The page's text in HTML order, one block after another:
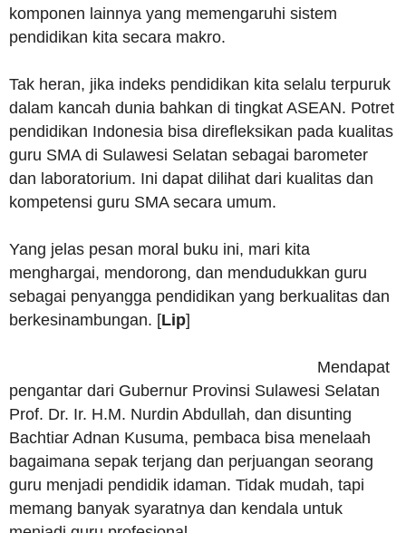
komponen lainnya yang memengaruhi sistem
pendidikan kita secara makro.
Tak heran, jika indeks pendidikan kita selalu terpuruk
dalam kancah dunia bahkan di tingkat ASEAN. Potret
pendidikan Indonesia bisa direfleksikan pada kualitas
guru SMA di Sulawesi Selatan sebagai barometer
dan laboratorium. Ini dapat dilihat dari kualitas dan
kompetensi guru SMA secara umum.
Yang jelas pesan moral buku ini, mari kita
menghargai, mendorong, dan mendudukkan guru
sebagai penyangga pendidikan yang berkualitas dan
berkesinambungan. [Lip]
Mendapat
pengantar dari Gubernur Provinsi Sulawesi Selatan
Prof. Dr. Ir. H.M. Nurdin Abdullah, dan disunting
Bachtiar Adnan Kusuma, pembaca bisa menelaah
bagaimana sepak terjang dan perjuangan seorang
guru menjadi pendidik idaman. Tidak mudah, tapi
memang banyak syaratnya dan kendala untuk